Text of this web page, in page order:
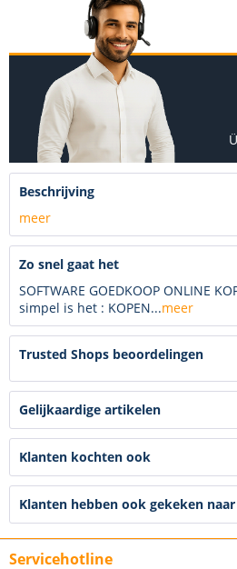
Beschrijving
meer
Zo snel gaat het
SOFTWARE GOEDKOOP ONLINE
simpel is het : KOPEN...meer
Trusted Shops beoordelingen
Gelijkaardige artikelen
Klanten kochten ook
Klanten hebben ook gekeken naar
Servicehotline